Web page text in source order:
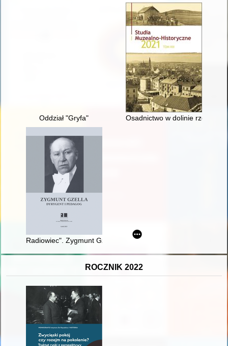
Oddział "Gryfa" Osadnictwo w dolinie rzeki
Radiowiec". Zygmunt Gzella - redaktor
ROCZNIK 2022